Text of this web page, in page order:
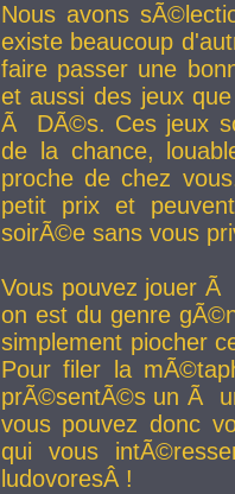
Nous avons
existe beaucoup
faire passer une
et aussi des jeux
Ã DÃ©s. Ces jeux
de la chance,
proche de chez
petit prix et
soirÃ©e sans vous
Vous pouvez jouer
on est du genre
simplement piocher
Pour filer la
prÃ©sentÃ©s un Ã
vous pouvez donc
qui vous
ludovoresÂ !